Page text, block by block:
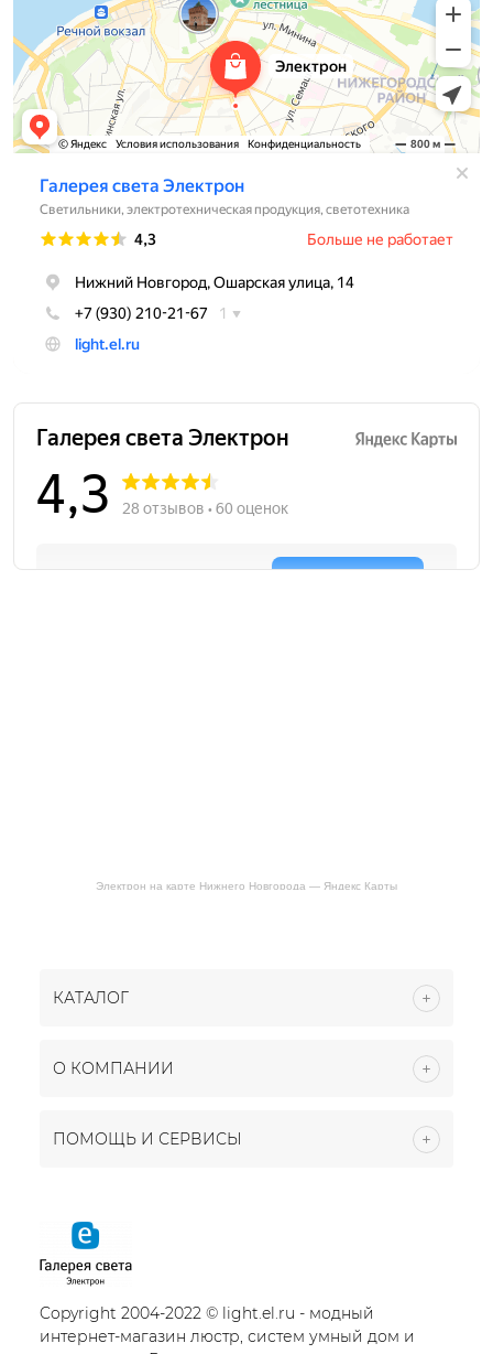
Электрон на карте Нижнего Новгорода — Яндекс Карты
КАТАЛОГ
О КОМПАНИИ
ПОМОЩЬ И СЕРВИСЫ
Copyright 2004-2022 © light.el.ru - модный
интернет-магазин люстр, систем умный дом и